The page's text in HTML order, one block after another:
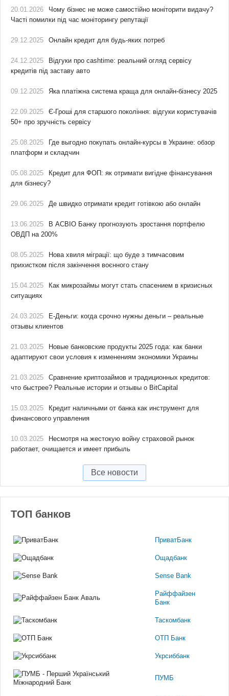
20.01.2026
Чому бізнес не може самостійно моніторити видачу?
Часті помилки під час моніторингу репутації
29.12.2025 Онлайн кредит для будь-яких потреб
24.12.2025
Відгуки про cashtime: реальний огляд сервісу
кредитів під заставу авто
09.12.2025 Яка платіжна система краща для онлайн-бізнесу 2025
22.09.2025
Є-Гроші для старшого покоління: відгуки користувачів
50+ про зручність сервісу
25.08.2025
Где выгодно покупать онлайн-курсы в Украине: обзор
платформ и складчин
05.08.2025
Кредит для ФОП: як отримати вигідне фінансування
для бізнесу?
29.06.2025 Де швидко отримати кредит готівкою або онлайн
13.06.2025
В АСВІО Банку прогнозують зростання портфелю
ОВДП на 200%
08.05.2025
Нова хвиля міграції: що буде з тимчасовим
прихистком після закінчення воєнного стану
15.04.2025
Как микрозаймы могут стать спасением в кризисных
ситуациях
24.03.2025
Е-Деньги: когда срочно нужны деньги – реальные
отзывы клиентов
21.03.2025
Новые банковские продукты 2025 года: как банки
адаптируют свои условия к изменениям экономики Украины
21.03.2025
Сравнение криптозаймов и традиционных кредитов:
что быстрее? Реальные истории и отзывы о BitCapital
15.03.2025
Кредит наличными от банка как инструмент для
финансового управления
10.03.2025
Несмотря на жестокую войну страховой рынок
работает, очищается и имеет прибыль
Все новости
ТОП банков
ПриватБанк
Ощадбанк
Sense Bank
Райффайзен
Банк
Таскомбанк
ОТП Банк
Укрсиббанк
ПУМБ